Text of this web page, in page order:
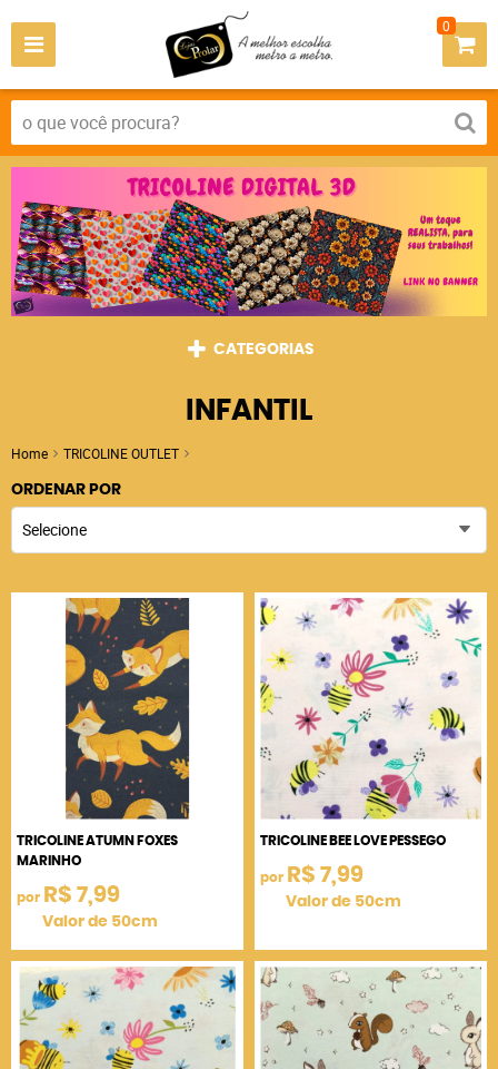
0
CATEGORIAS
INFANTIL
Home TRICOLINE OUTLET
ORDENAR POR
Selecione
TRICOLINE ATUMN FOXES
MARINHO
por R$ 7,99
Valor de 50cm
TRICOLINE BEE LOVE PESSEGO
por R$ 7,99
Valor de 50cm